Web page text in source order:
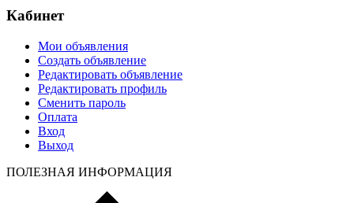
Кабинет
Мои объявления
Создать объявление
Редактировать объявление
Редактировать профиль
Сменить пароль
Оплата
Вход
Выход
ПОЛЕЗНАЯ ИНФОРМАЦИЯ